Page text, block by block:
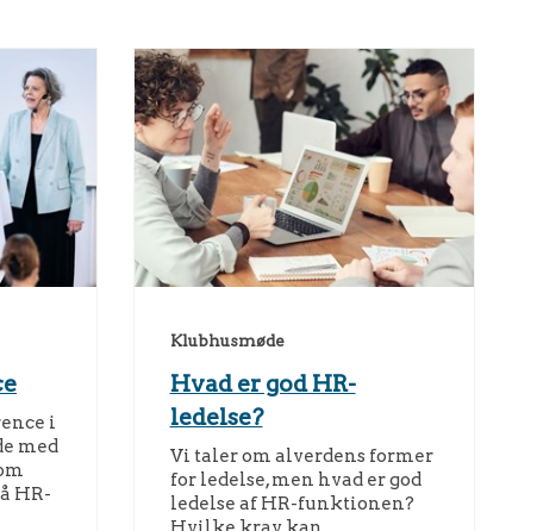
i
med
HR-
Klubhusmøde
Hvad er god HR-
ledelse?
Vi taler om alverdens former
for ledelse, men hvad er god
ledelse af HR-funktionen?